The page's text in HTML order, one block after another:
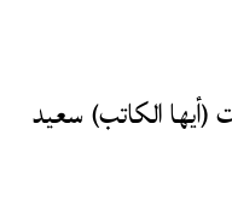
(أيها الكاتب) سعيد